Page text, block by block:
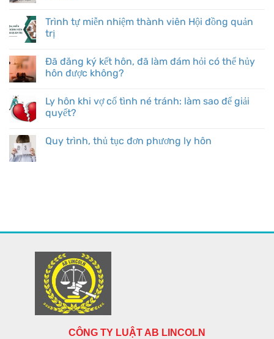
Trình tự miễn nhiệm thành viên Hội đồng quản
trị
Đã đăng ký kết hôn, đã làm đám hỏi có thể hủy
hôn được không?
Ly hôn khi vợ cố tình né tránh: làm sao để giải
quyết?
Quy trình, thủ tục đơn phương ly hôn
CÔNG TY LUẬT AB LINCOLN